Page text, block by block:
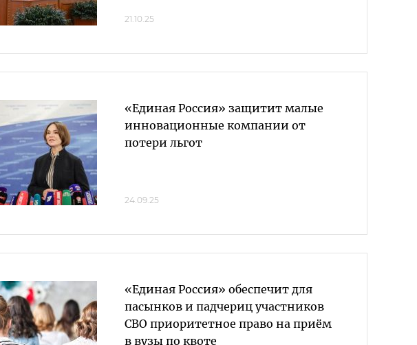
21.10.25
«Единая Россия» защитит малые
инновационные компании от
потери льгот
24.09.25
«Единая Россия» обеспечит для
пасынков и падчериц участников
СВО приоритетное право на приём
в вузы по квоте